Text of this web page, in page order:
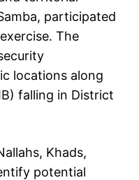
participated
The
locations along
falling in District
Khads,
potential